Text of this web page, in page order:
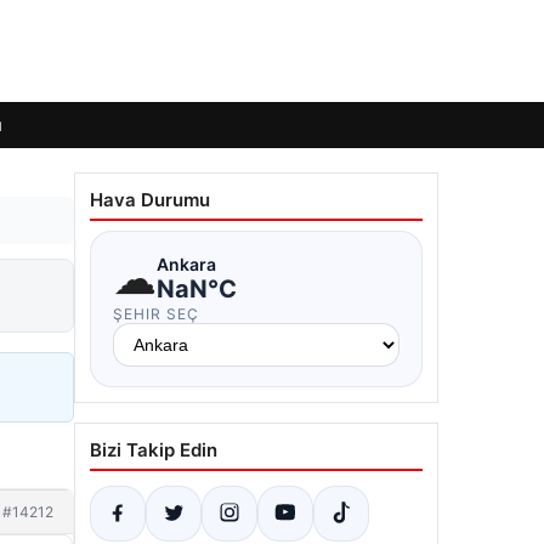
#14212
Hava Durumu
☁Ankara
NaN°C
ŞEHIR SEÇ
Bizi Takip Edin